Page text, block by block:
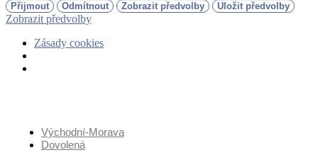
Přijmout Odmítnout Zobrazit předvolby Uložit předvolby
Zobrazit předvolby
Zásady cookies
Východní-Morava
Dovolená